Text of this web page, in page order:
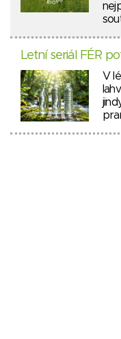
Letní seriál FÉR
V